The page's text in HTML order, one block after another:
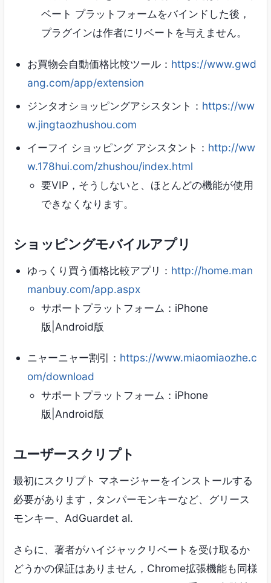
ベート プラットフォームをバインドした後，
プラグインは作者にリベートを与えません。
お買物会自動価格比較ツール： https://www.gwd
ang.com/app/extension
ジンタオショッピングアシスタント： https://ww
w.jingtaozhushou.com
イーフイ ショッピング アシスタント： http://ww
w.178hui.com/zhushou/index.html
要VIP，そうしないと、ほとんどの機能が使用
できなくなります。
ショッピングモバイルアプリ
ゆっくり買う価格比較アプリ： http://home.man
manbuy.com/app.aspx
サポートプラットフォーム：iPhone
版|Android版
ニャーニャー割引： https://www.miaomiaozhe.c
om/download
サポートプラットフォーム：iPhone
版|Android版
ユーザースクリプト
最初にスクリプト マネージャーをインストールする
必要があります，タンパーモンキーなど、グリース
モンキー、AdGuardet al.
さらに、著者がハイジャックリベートを受け取るか
どうかの保証はありません，Chrome拡張機能も同様